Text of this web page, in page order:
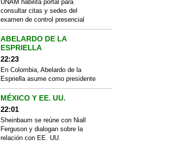
UNAM habilita portal para
consultar citas y sedes del
examen de control presencial
ABELARDO DE LA
ESPRIELLA
22:23
En Colombia, Abelardo de la
Espriella asume como presidente
MÉXICO Y EE. UU.
22:01
Sheinbaum se reúne con Niall
Ferguson y dialogan sobre la
relación con EE. UU.